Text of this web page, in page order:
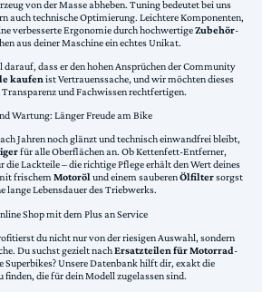
von der Masse abheben. Tuning bedeutet bei uns
auch technische Optimierung. Leichtere Komponenten,
verbesserte Ergonomie durch hochwertigeZubehör-
aus deiner Maschine ein echtes Unikat.
dass er den hohen Ansprüchen der Community
kaufen ist Vertrauenssache, und wir möchten dieses
und Fachwissen rechtfertigen.
Wartung: Länger Freude am Bike
Jahren noch glänzt und technisch einwandfrei bleibt,
für alle Oberflächen an. Ob Kettenfett-Entferner,
die Lackteile – die richtige Pflege erhält den Wert deines
frischemMotorölund einem sauberenÖlfiltersorgst
lange Lebensdauer des Triebwerks.
Shop mit dem Plus an Service
du nicht nur von der riesigen Auswahl, sondern
Du suchst gezielt nachErsatzteilen für Motorrad-
Superbikes? Unsere Datenbank hilft dir, exakt die
finden, die für dein Modell zugelassen sind.